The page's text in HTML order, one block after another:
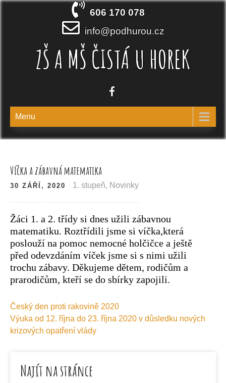
Skip
606 170 078
info@podhurou.cz
ZŠ A MŠ ČISTÁ U HOREK
Menu
Víčka a zábavná matematika
30 ZÁŘÍ, 2020 1. stupeň, Novinky
Žáci 1. a 2. třídy si dnes užili zábavnou
matematiku. Roztřídili jsme si víčka,která
poslouží na pomoc nemocné holčičce a ještě
před odevzdáním víček jsme si s nimi užili
trochu zábavy. Děkujeme dětem, rodičům a
prarodičům, kteří se do sbírky zapojili.
Navigace
pro
příspěvek
Český den proti rakovině 2020
Výuka od 12. října do 23. října 2020 v důsledku nových
krizových opatření vlády
Najít na stránce